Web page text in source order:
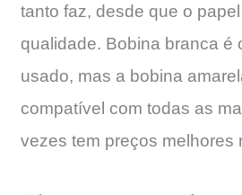
tanto faz, desde que o
qualidade. Bobina branca é
usado, mas a bobina
compatível com todas as
vezes tem preços melhores